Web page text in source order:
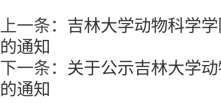
上一条： 吉林大学动物科学
的通知
下一条： 关于公示吉林大学
的通知